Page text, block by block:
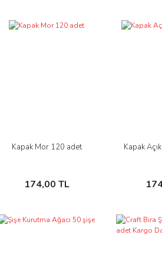
Kapak Mor 120 adet
174,00 TL
İncele
Sepete Ekle
Kapak